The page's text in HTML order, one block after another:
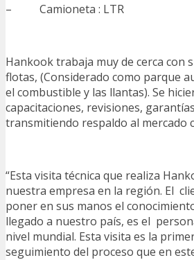
– Camioneta : LTR
Hankook trabaja muy de cerca
flotas, (Considerado como parque
el combustible y las llantas). Se
capacitaciones, revisiones,
transmitiendo respaldo al mercado
“Esta visita técnica que realiza
nuestra empresa en la región. El
poner en sus manos el
llegado a nuestro país, es el
nivel mundial. Esta visita es la
seguimiento del proceso que en